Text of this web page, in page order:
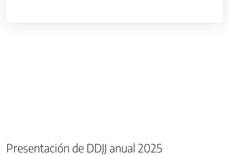
Presentación de DDJJ anual 2025